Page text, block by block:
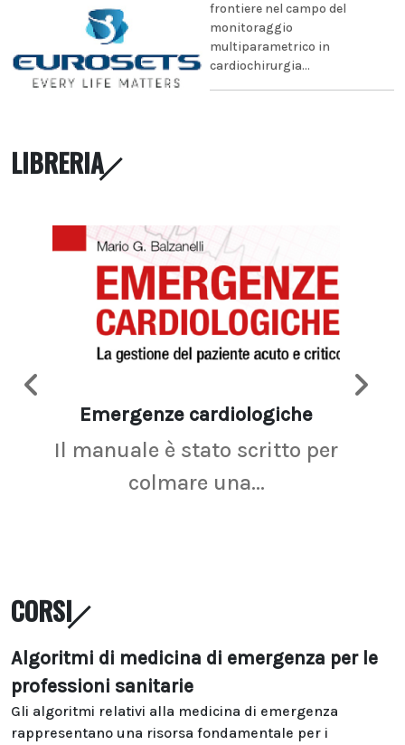
frontiere nel campo del
monitoraggio
multiparametrico in
cardiochirurgia...
LIBRERIA
Emergenze cardiologiche
Il manuale è stato scritto per
colmare una...
CORSI
Algoritmi di medicina di emergenza per le
professioni sanitarie
Gli algoritmi relativi alla medicina di emergenza
rappresentano una risorsa fondamentale per i